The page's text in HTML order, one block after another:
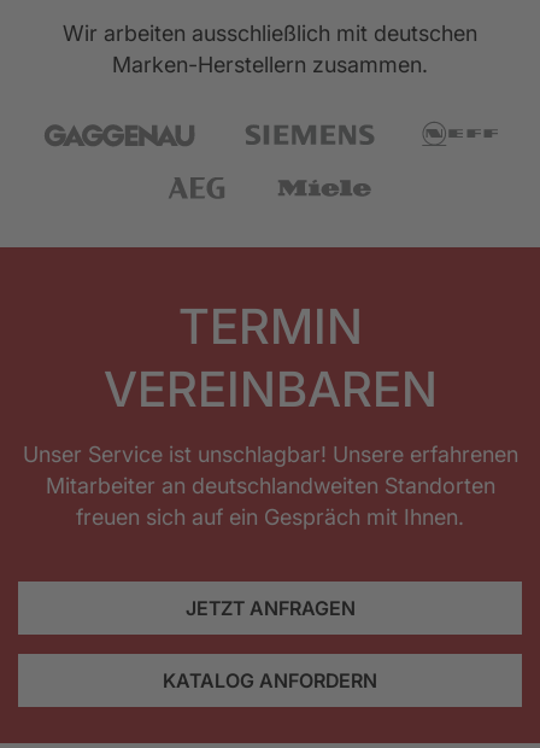
Wir arbeiten ausschließlich mit deutschen
Marken-Herstellern zusammen.
TERMIN
VEREINBAREN
Unser Service ist unschlagbar! Unsere erfahrenen
Mitarbeiter an deutschlandweiten Standorten
freuen sich auf ein Gespräch mit Ihnen.
JETZT ANFRAGEN
KATALOG ANFORDERN